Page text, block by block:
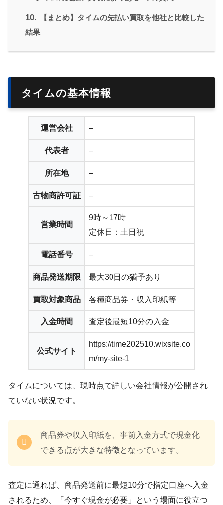
10.
【まとめ】タイムの先払い買取を他社と比較した
結果
タイムの基本情報
運営会社 –
代表者 –
所在地 –
古物商許可証 –
営業時間
9時～17時
定休日：土日祝
電話番号 –
商品発送期限 最大30日の猶予あり
買取対象商品 各種商品券・収入印紙等
入金時間 査定後最短10分の入金
公式サイト
https://time202510.wixsite.co
m/my-site-1
タイムについては、現時点で詳しい会社情報が公開され
ていない状況です。
商品券や収入印紙を、事前入金方式で現金化
できる点が大きな特徴となっています。
査定に通れば、商品発送前に最短10分で指定口座へ入金
されるため、「今すぐ現金が必要」という場面に役立つ